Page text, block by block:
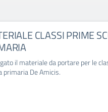
CLASSI PRIME
il materiale da portare per le
primaria De Amicis.